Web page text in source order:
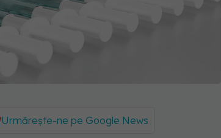
Urmărește-ne pe Google News